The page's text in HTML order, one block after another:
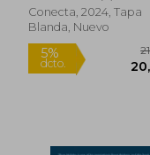
5%
dcto.
Conecta, 2024, Tapa
Blanda, Nuevo